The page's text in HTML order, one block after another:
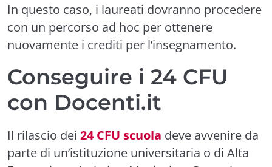
In questo caso, i laureati dovranno procedere
con un percorso ad hoc per ottenere
nuovamente i crediti per l’insegnamento.
Conseguire i 24 CFU
con Docenti.it
Il rilascio dei 24 CFU scuola deve avvenire da
parte di un’istituzione universitaria o di Alta